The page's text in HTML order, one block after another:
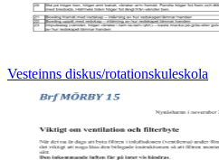
Vesteinns diskus/rotationskuleskola